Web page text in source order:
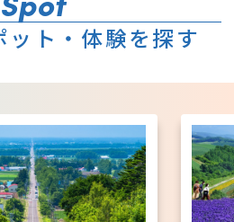
スポット・体験
エリアガイド
旅の予約
ト・体験を探す